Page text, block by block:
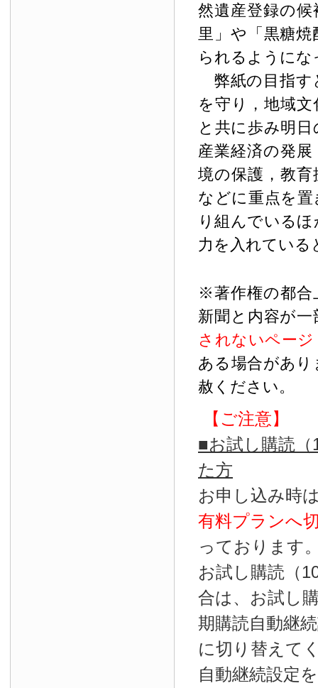
然遺産登録の
里」や「黒糖
られるように
弊紙の目指す
を守り，地域
と共に歩み明
産業経済の発
境の保護，教
などに重点を
り組んでいる
力を入れている
※著作権の都合
新聞と内容が
されないペー
ある場合があ
赦ください。
【ご注意】
■お試し購読
た方
お申し込み時
有料プランへ
っております
お試し購読（
合は、お試し
期購読自動継
に切り替えて
自動継続設定